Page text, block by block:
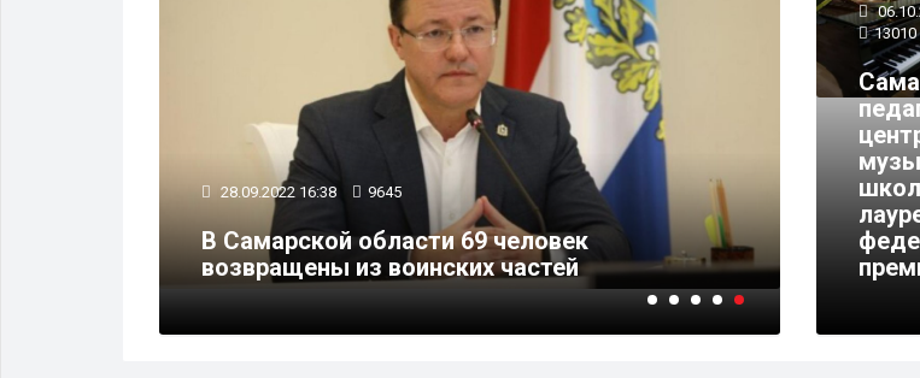
28.09.2022 16:38 9645
В Самарской области 69 человек
возвращены из воинских частей
13010